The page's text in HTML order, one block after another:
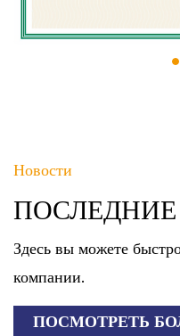
Новости
Здесь вы можете
компании.
ПОСМОТРЕТЬ